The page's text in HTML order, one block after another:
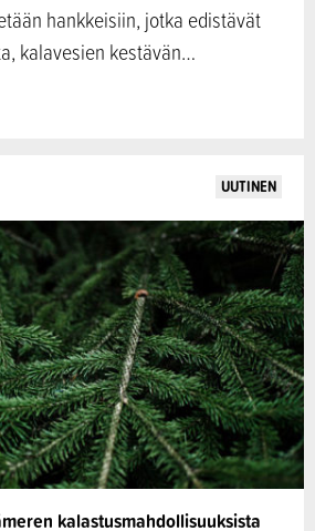
hankkeisiin, jotka edistävät
kalavesien kestävän…
kalastusmahdollisuuksista
UUTINEN